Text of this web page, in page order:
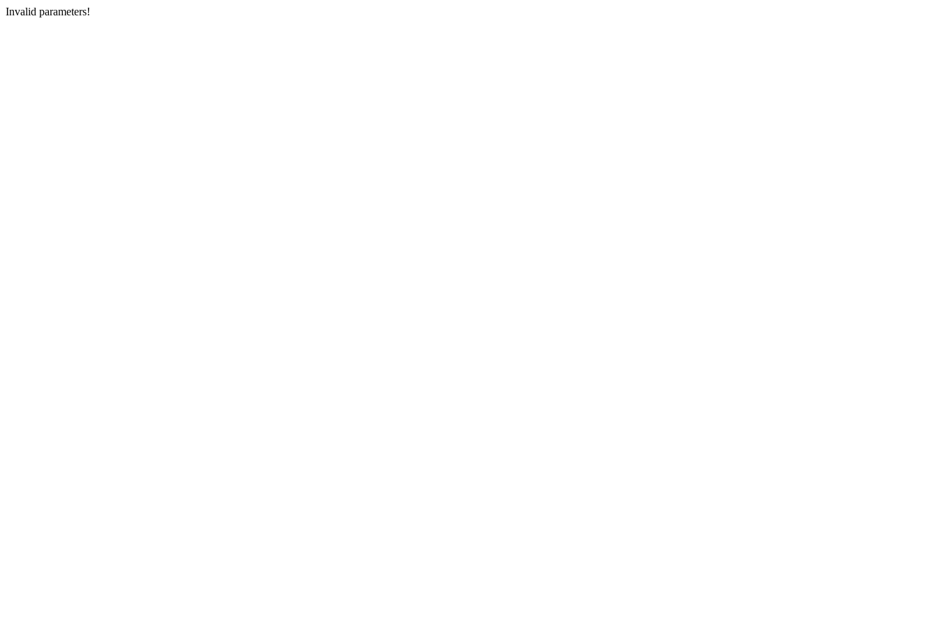
Invalid parameters!